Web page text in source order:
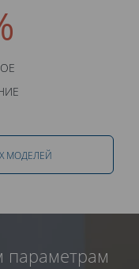
МОДЕЛЕЙ
параметрам